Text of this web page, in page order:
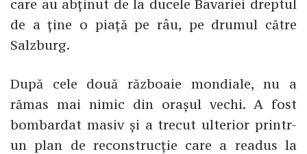
care au abținut de la ducele Bavariei dreptul
de a ține o piață pe râu, pe drumul către
Salzburg.
După cele două războaie mondiale, nu a
rămas mai nimic din orașul vechi. A fost
bombardat masiv și a trecut ulterior printr-
un plan de reconstrucție care a readus la